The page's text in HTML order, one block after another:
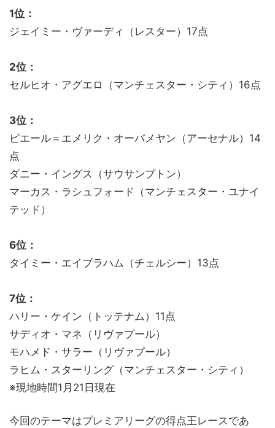
1位：
ジェイミー・ヴァーディ（レスター）17点
2位：
セルヒオ・アグエロ（マンチェスター・シティ）16点
3位：
ピエール＝エメリク・オーバメヤン（アーセナル）14
点
ダニー・イングス（サウサンプトン）
マーカス・ラシュフォード（マンチェスター・ユナイ
テッド）
6位：
タイミー・エイブラハム（チェルシー）13点
7位：
ハリー・ケイン（トッテナム）11点
サディオ・マネ（リヴァプール）
モハメド・サラー（リヴァプール）
ラヒム・スターリング（マンチェスター・シティ）
※現地時間1月21日現在
今回のテーマはプレミアリーグの得点王レースであ